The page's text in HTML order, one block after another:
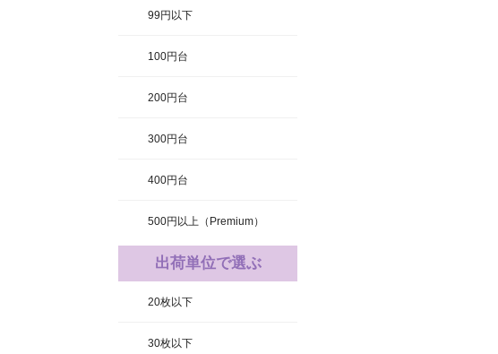
99円以下
100円台
200円台
300円台
400円台
500円以上（Premium）
出荷単位で選ぶ
20枚以下
30枚以下